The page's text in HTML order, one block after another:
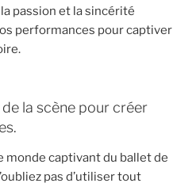
passion et la sincérité
performances pour captiver
la scène pour créer
monde captivant du ballet de
pas d’utiliser tout